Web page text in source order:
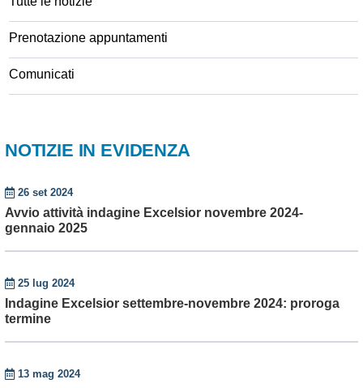
Prenotazione appuntamenti
Comunicati
NOTIZIE IN EVIDENZA
26 set 2024
Avvio attività indagine Excelsior novembre 2024-
gennaio 2025
25 lug 2024
Indagine Excelsior settembre-novembre 2024: proroga
termine
13 mag 2024